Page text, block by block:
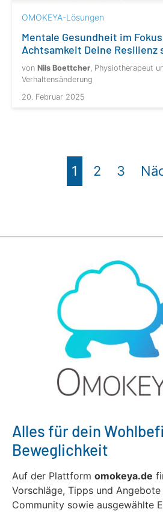
OMOKEYA-Lösungen
Mentale Gesundheit im
Achtsamkeit Deine Resilienz
von Nils Boettcher, Physiotherapeut
Verhaltensänderung
20. Februar 2025
1 2 3
Alles für dein
Beweglichkeit
Auf der Plattform omokeya.de
Vorschläge, Tipps und
Community sowie ausgewählte